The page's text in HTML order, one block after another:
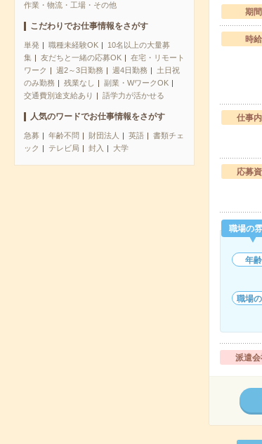
作業・物流・工場・その他
こだわりでお仕事情報をさがす
単発 職種未経験OK
10名以上の大量募
集
友だちと一緒の応募OK
在宅・リモート
ワーク
週2～3日勤務 週4日勤務
土日祝
のみ勤務
残業なし
副業・WワークOK
交通費別途支給あり
語学力が活かせる
人気のワードでお仕事情報をさがす
急募 年齢不問 財団法人 英語
書類チェ
ック
テレビ局 封入 大学
期間
時給
仕事
応募
職場の
年
職場
派遣